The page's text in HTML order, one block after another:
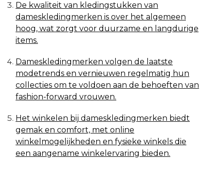
De kwaliteit van kledingstukken van
dameskledingmerken is over het algemeen
hoog, wat zorgt voor duurzame en langdurige
items.
Dameskledingmerken volgen de laatste
modetrends en vernieuwen regelmatig hun
collecties om te voldoen aan de behoeften van
fashion-forward vrouwen.
Het winkelen bij dameskledingmerken biedt
gemak en comfort, met online
winkelmogelijkheden en fysieke winkels die
een aangename winkelervaring bieden.